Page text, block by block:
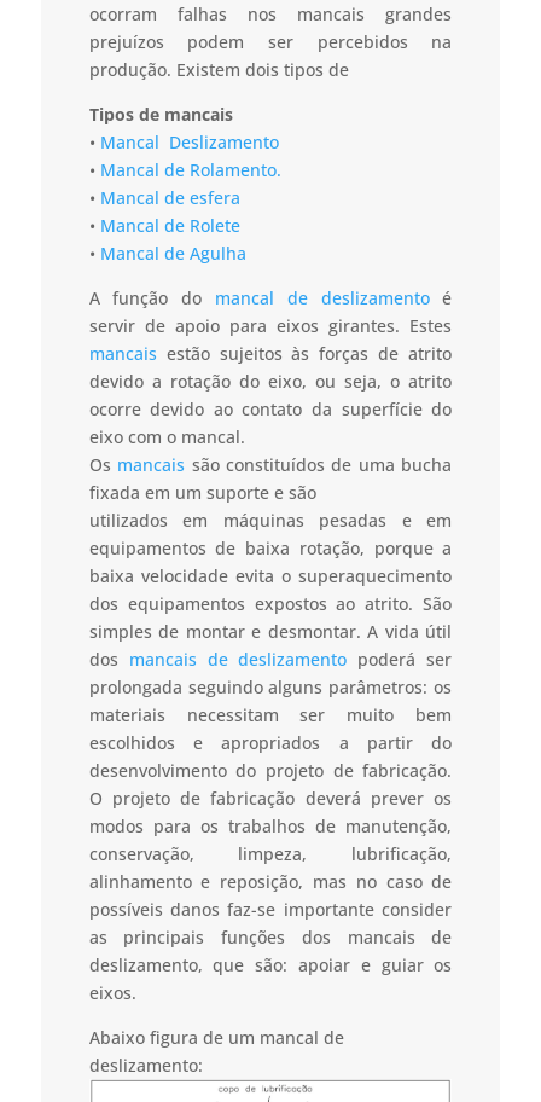
ocorram falhas nos mancais grandes
prejuízos podem ser percebidos na
produção. Existem dois tipos de
Tipos de mancais
• Mancal Deslizamento
• Mancal de Rolamento.
• Mancal de esfera
• Mancal de Rolete
• Mancal de Agulha
A função do mancal de deslizamentoé
servir de apoio para eixos girantes. Estes
mancais estão sujeitos às forças de atrito
devido a rotação do eixo, ou seja, o atrito
ocorre devido ao contato da superfície do
eixo com o mancal.
Os mancais são constituídos de uma bucha
fixada em um suporte e são
utilizados em máquinas pesadas e em
equipamentos de baixa rotação, porque a
baixa velocidade evita o superaquecimento
dos equipamentos expostos ao atrito. São
simples de montar e desmontar. A vida útil
dos mancais de deslizamento poderá ser
prolongada seguindo alguns parâmetros: os
materiais necessitam ser muito bem
escolhidos e apropriados a partir do
desenvolvimento do projeto de fabricação.
O projeto de fabricação deverá prever os
modos para os trabalhos de manutenção,
conservação, limpeza, lubrificação,
alinhamento e reposição, mas no caso de
possíveis danos faz-se importante consider
as principais funções dos mancais de
deslizamento, que são: apoiar e guiar os
eixos.
Abaixo figura de um mancal de
deslizamento: